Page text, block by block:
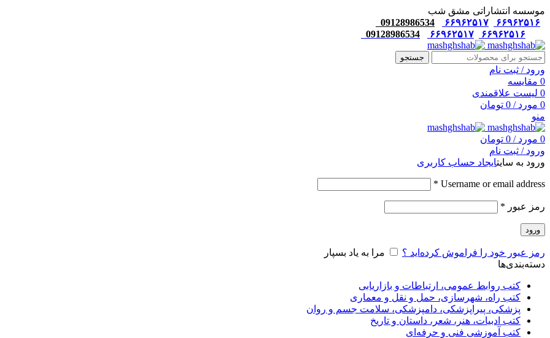
موسسه انتشاراتی مشق شب
۶۶۹۶۲۵۱۶
۶۶۹۶۲۵۱۷
09128986534
۶۶۹۶۲۵۱۶
۶۶۹۶۲۵۱۷ 09128986534
جستجو
ورود / ثبت نام
0 مقایسه
0 لیست علاقمندی
0 مورد /
0 تومان
منو
0 مورد /
0 تومان
ورود / ثبت نام
ورود به سایتایجاد حساب کاربری
Username or email address
*
رمز عبور *
ورود
رمز عبور خود را فراموش کرده‌اید ؟
مرا به یاد بسپار
دسته‌بندی‌ها
کتب روابط عمومی، ارتباطات و بازاریابی
کتب راه، شهرسازی، حمل و نقل و معماری
پزشکی، پیراپزشکی، دامپزشکی، سلامت جسم و روان
کتب ادبیات، هنر، شعر، داستان و تاریخ
کتب آموزشی فنی و حرفه‌ای